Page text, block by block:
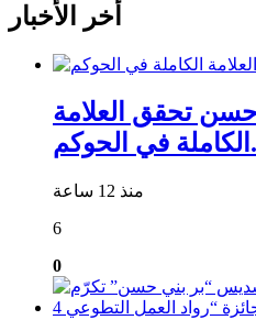
أخر الأخبار
حسن تحقق العلامة
منذ 12 ساعة
6
0